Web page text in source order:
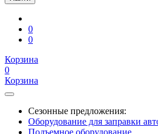
0
0
Корзина
0
Корзина
Сезонные предложения:
Оборудование для заправки
Подъемное оборудование